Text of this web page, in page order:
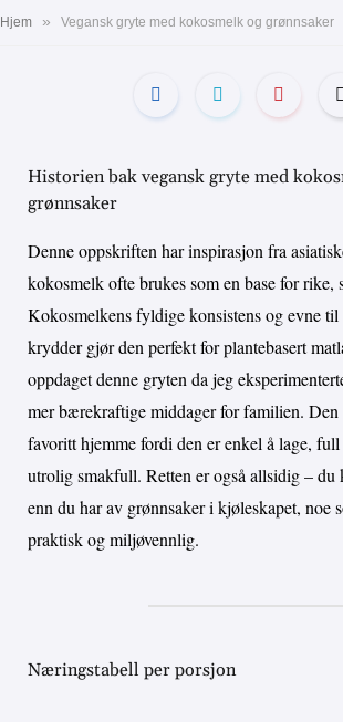
Hjem » Vegansk gryte med kokosmelk og grønnsaker
Historien bak vegansk gryte med
grønnsaker
Denne oppskriften har inspirasjon fra
kokosmelk ofte brukes som en base for rike,
Kokosmelkens fyldige konsistens og evne til
krydder gjør den perfekt for plantebasert
oppdaget denne gryten da jeg
mer bærekraftige middager for familien. Den
favoritt hjemme fordi den er enkel å lage,
utrolig smakfull. Retten er også allsidig – du
enn du har av grønnsaker i kjøleskapet, noe
praktisk og miljøvennlig.
Næringstabell per porsjon